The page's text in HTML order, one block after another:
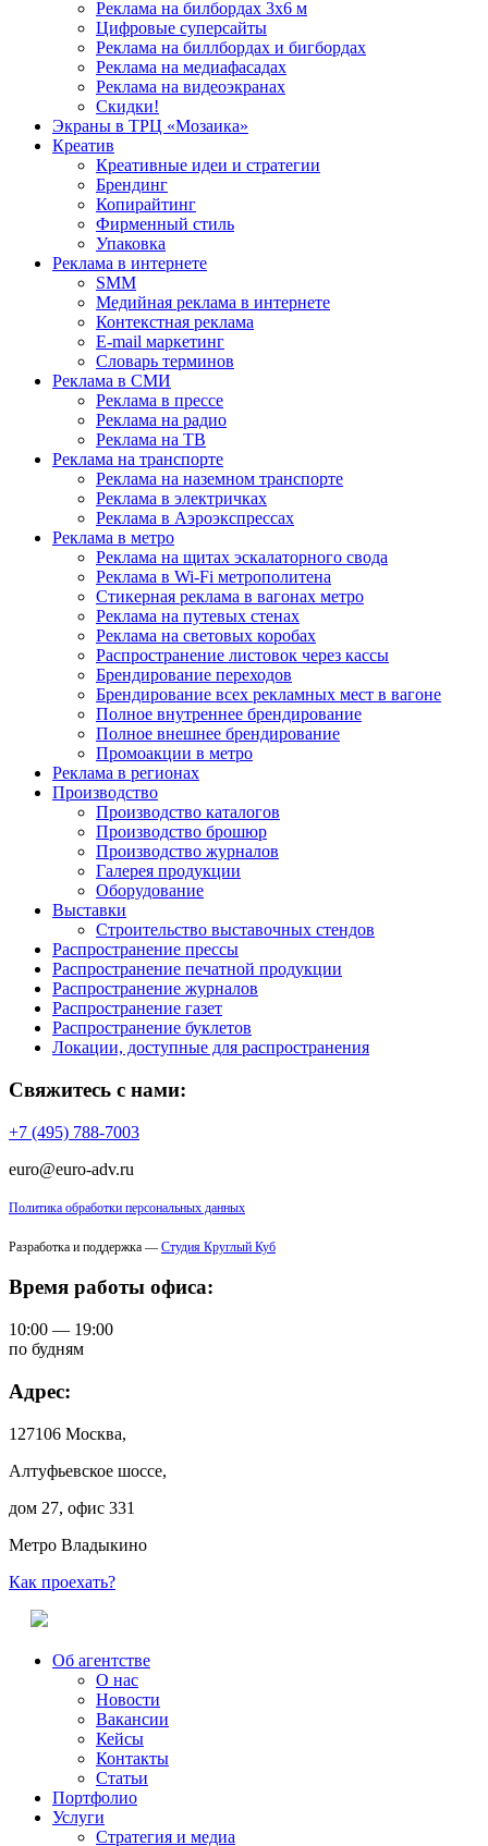
Реклама на билбордах 3х6 м
Цифровые суперсайты
Реклама на биллбордах и бигбордах
Реклама на медиафасадах
Реклама на видеоэкранах
Скидки!
Экраны в ТРЦ «Мозаика»
Креатив
Креативные идеи и стратегии
Брендинг
Копирайтинг
Фирменный стиль
Упаковка
Реклама в интернете
SMM
Медийная реклама в интернете
Контекстная реклама
E-mail маркетинг
Словарь терминов
Реклама в СМИ
Реклама в прессе
Реклама на радио
Реклама на ТВ
Реклама на транспорте
Реклама на наземном транспорте
Реклама в электричках
Реклама в Аэроэкспрессах
Реклама в метро
Реклама на щитах эскалаторного свода
Реклама в Wi-Fi метрополитена
Стикерная реклама в вагонах метро
Реклама на путевых стенах
Реклама на световых коробах
Распространение листовок через кассы
Брендирование переходов
Брендирование всех рекламных мест в вагоне
Полное внутреннее брендирование
Полное внешнее брендирование
Промоакции в метро
Реклама в регионах
Производство
Производство каталогов
Производство брошюр
Производство журналов
Галерея продукции
Оборудование
Выставки
Строительство выставочных стендов
Распространение прессы
Распространение печатной продукции
Распространение журналов
Распространение газет
Распространение буклетов
Локации, доступные для распространения
Свяжитесь с нами:
+7 (495) 788-7003
euro@euro-adv.ru
Политика обработки персональных данных
Разработка и поддержка — Студия Круглый Куб
Время работы офиса:
10:00 — 19:00
по будням
Адрес:
127106 Москва,
Алтуфьевское шоссе,
дом 27, офис 331
Метро Владыкино
Как проехать?
Об агентстве
О нас
Новости
Вакансии
Кейсы
Контакты
Статьи
Портфолио
Услуги
Стратегия и медиа